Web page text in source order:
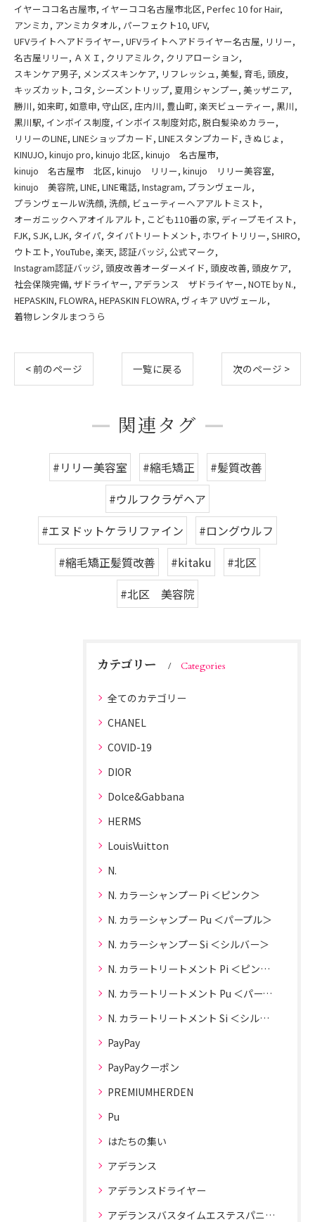
イヤーココ名古屋市 イヤーココ名古屋市北区 Perfec 10 for Hair
アンミカ
アンミカタオル パーフェクト10 UFV
UFVライトヘアドライヤー UFVライトヘアドライヤー名古屋 リリー
名古屋リリー ＡＸＩ クリアミルク クリアローション
スキンケア男子 メンズスキンケア リフレッシュ 美髪 育毛 頭皮
キッズカット コタ シーズントリップ 夏用シャンプー 美ッザニア
勝川 如来町 如意申 守山区 庄内川 豊山町 楽天ビューティー 黒川
黒川駅 インボイス制度 インボイス制度対応 脱白髪染めカラー
リリーのLINE LINEショップカード LINEスタンプカード きぬじょ
KINUJO kinujo pro kinujo 北区 kinujo 名古屋市
kinujo 名古屋市 北区 kinujo リリー kinujo リリー美容室
kinujo 美容院 LINE LINE電話 Instagram プランヴェール
プランヴェールW洗顔 洗顔 ビューティーヘアアルトミスト
オーガニックヘアオイルアルト こども110番の家 ディープモイスト
FJK SJK LJK タイパ タイパトリートメント ホワイトリリー SHIRO
ウトエト YouTube 楽天 認証バッジ 公式マーク
Instagram認証バッジ 頭皮改善オーダーメイド 頭皮改善 頭皮ケア
社会保険完備 ザドライヤー アデランス ザドライヤー NOTE by N.
HEPASKIN FLOWRA HEPASKIN FLOWRA ヴィキア UVヴェール
着物レンタルまつうら
< 前のページ 一覧に戻る 次のページ >
関連タグ
#リリー美容室 #縮毛矯正
#髪質改善
#ウルフクラゲヘア
#エヌドットケラリファイン
#ロングウルフ
#縮毛矯正髪質改善
#kitaku
#北区
#北区 美容院
カテゴリー Categories
全てのカテゴリー
CHANEL
COVID-19
DIOR
Dolce&Gabbana
HERMS
LouisVuitton
N.
N. カラーシャンプー Pi ＜ピンク＞
N. カラーシャンプー Pu ＜パープル＞
N. カラーシャンプー Si ＜シルバー＞
N. カラートリートメント Pi ＜ピンク＞
N. カラートリートメント Pu ＜パープル＞
N. カラートリートメント Si ＜シルバー＞
PayPay
PayPayクーポン
PREMIUMHERDEN
Pu
はたちの集い
アデランス
アデランスドライヤー
アデランスバスタイムエステスパニスト